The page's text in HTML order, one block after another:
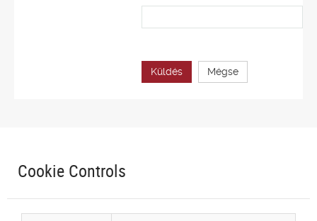
Küldés Mégse
Cookie Controls